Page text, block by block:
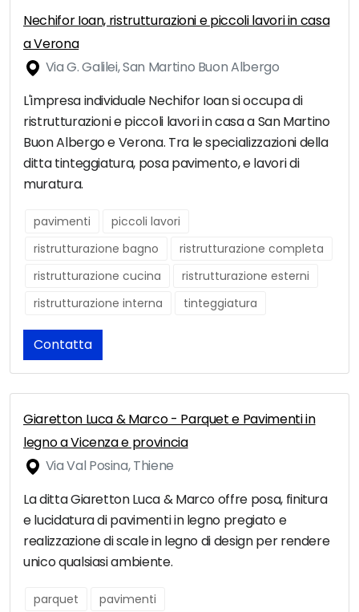
Nechifor Ioan, ristrutturazioni e piccoli lavori in casa
a Verona
Via G. Galilei, San Martino Buon Albergo
L'impresa individuale Nechifor Ioan si occupa di
ristrutturazioni e piccoli lavori in casa a San Martino
Buon Albergo e Verona. Tra le specializzazioni della
ditta tinteggiatura, posa pavimento, e lavori di
muratura.
pavimenti
piccoli lavori
ristrutturazione bagno
ristrutturazione completa
ristrutturazione cucina
ristrutturazione esterni
ristrutturazione interna
tinteggiatura
Contatta
Giaretton Luca & Marco - Parquet e Pavimenti in
legno a Vicenza e provincia
Via Val Posina, Thiene
La ditta Giaretton Luca & Marco offre posa, finitura
e lucidatura di pavimenti in legno pregiato e
realizzazione di scale in legno di design per rendere
unico qualsiasi ambiente.
parquet pavimenti